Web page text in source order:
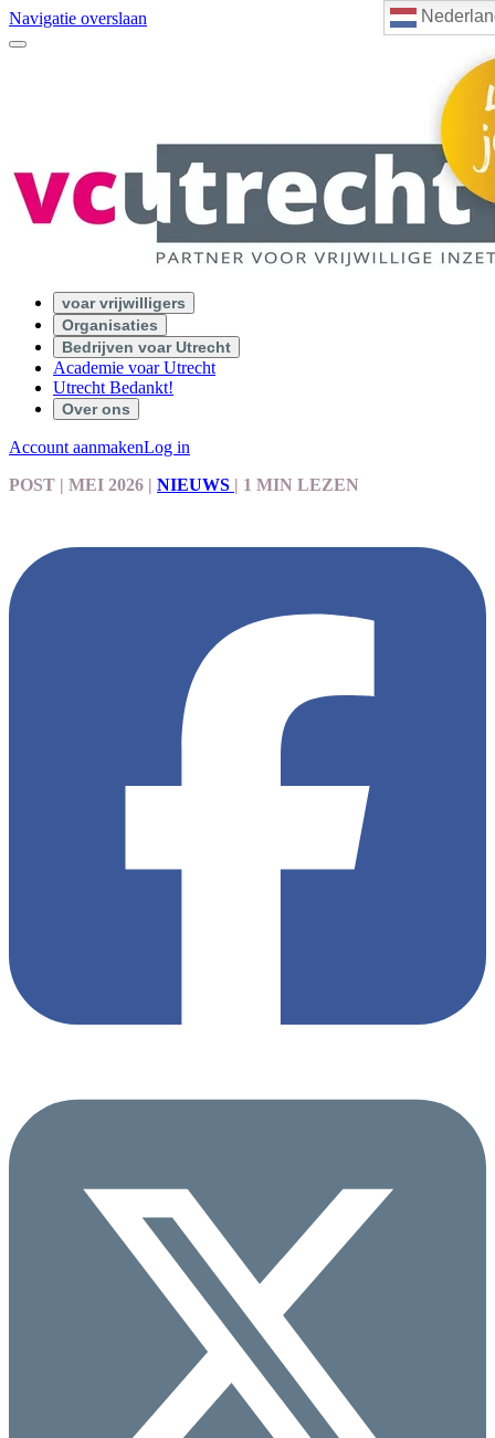
Navigatie overslaan
voar vrijwilligers
Organisaties
Bedrijven voar Utrecht
Academie voar Utrecht
Utrecht Bedankt!
Over ons
Account aanmakenLog in
POST | MEI 2026 | NIEUWS | 1 MIN LEZEN